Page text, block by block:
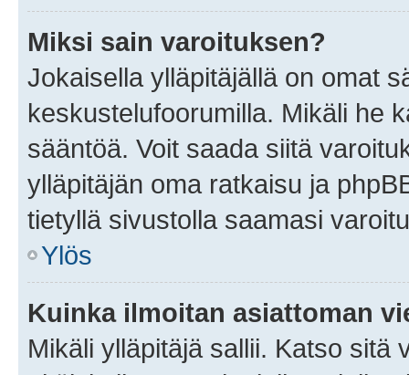
Miksi sain varoituksen?
Jokaisella ylläpitäjällä on omat
keskustelufoorumilla. Mikäli he
sääntöä. Voit saada siitä
ylläpitäjän oma ratkaisu ja
tietyllä sivustolla saamasi
Ylös
Kuinka ilmoitan asiattoman
Mikäli ylläpitäjä sallii. Katso sitä